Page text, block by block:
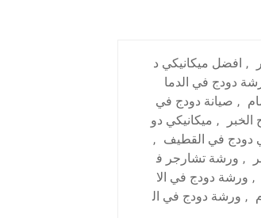
, افضل ميكانيكي د
دودج في الدما
, صيانة دودج في
, ميكانيكي دو
دودج في القطيف ,
, ورشة تشارجر ف
, ورشة دودج في الا
, ورشة دودج في ال